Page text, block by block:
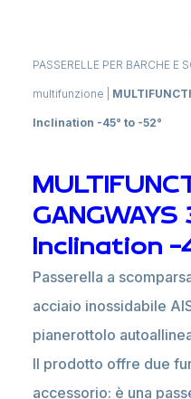
PASSERELLE PER BARCHE E
multifunzione
Inclination -45° to -52°
Inclination -
Passerella a
acciaio inossidabile
pianerottolo
Il prodotto offre due
accessorio: è una